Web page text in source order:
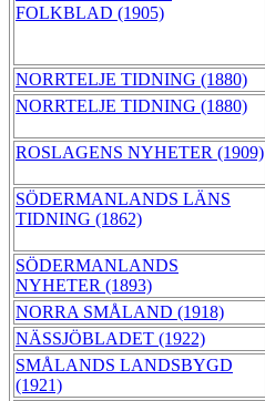
FOLKBLAD (1905)
NORRTELJE TIDNING (1880)
NORRTELJE TIDNING (1880)
ROSLAGENS NYHETER (1909)
SÖDERMANLANDS LÄNS
TIDNING (1862)
SÖDERMANLANDS
NYHETER (1893)
NORRA SMÅLAND (1918)
NÄSSJÖBLADET (1922)
SMÅLANDS LANDSBYGD
(1921)